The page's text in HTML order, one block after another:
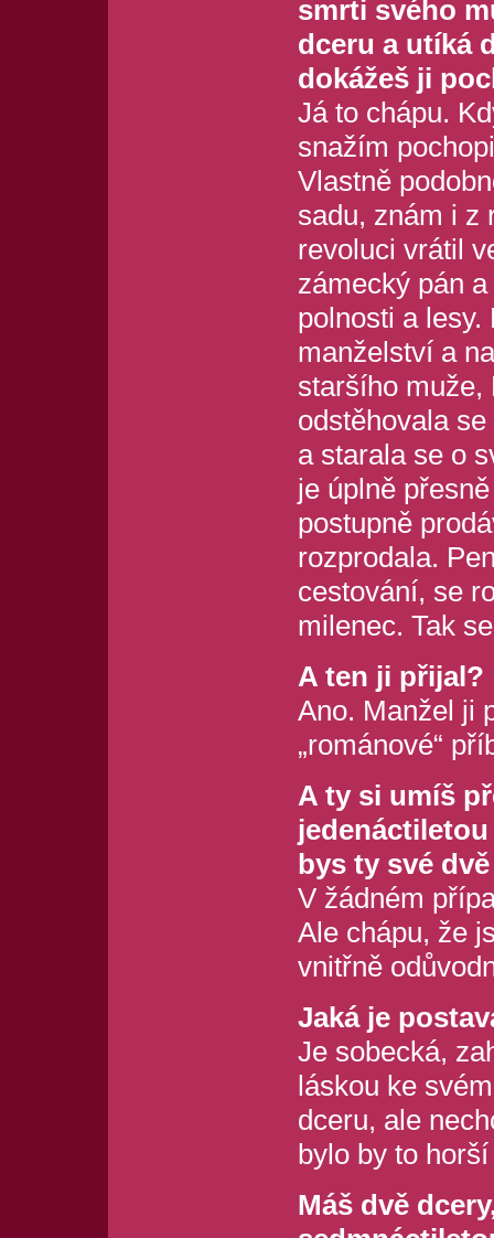
smrti svého
dceru a utíká
dokážeš ji
Já to chápu.
snažím
Vlastně
sadu, znám i z
revoluci vrátil
zámecký pán
polnosti a
manželství a
staršího muže,
odstěhovala
a starala se o
je úplně
postupně
rozprodala.
cestování, se
milenec. Tak
A ten ji přijal?
Ano. Manžel ji
„románové“
A ty si umíš
bys ty své
V žádném
Ale chápu, že
vnitřně
Jaká je
Je sobecká,
láskou ke
dceru, ale
bylo by to
Máš dvě